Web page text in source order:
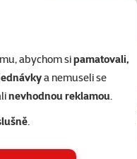
abychom sipamatovali,
a nemuseli se
nevhodnou reklamou.
.
– 18:00